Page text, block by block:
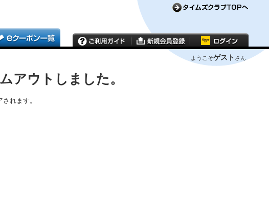
ようこそゲスト さん
アウトしました。
れます。